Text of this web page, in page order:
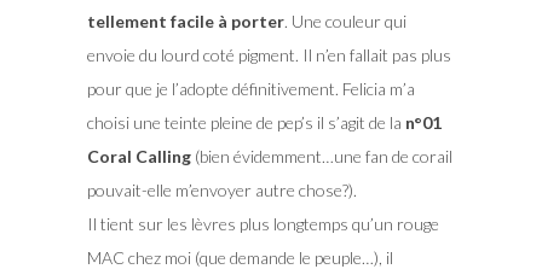
tellement facile à porter. Une couleur qui
envoie du lourd coté pigment. Il n’en fallait pas plus
pour que je l’adopte définitivement. Felicia m’a
choisi une teinte pleine de pep’s il s’agit de la n°01
Coral Calling(bien évidemment…une fan de corail
pouvait-elle m’envoyer autre chose?).
Il tient sur les lèvres plus longtemps qu’un rouge
MAC chez moi (que demande le peuple…), il